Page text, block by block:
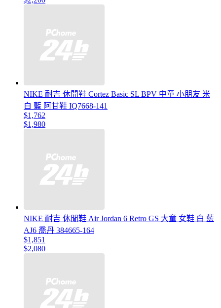
NIKE 耐吉 休閒鞋 Cortez Basic SL BPV 中童 小朋友 米
白 藍 阿甘鞋 IQ7668-141
$1,762
$1,980
NIKE 耐吉 休閒鞋 Air Jordan 6 Retro GS 大童 女鞋 白 藍
AJ6 喬丹 384665-164
$1,851
$2,080